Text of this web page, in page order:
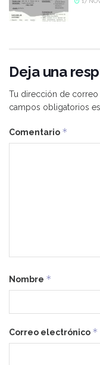
Deja una
Tu dirección de correo
campos obligatorios
Comentario *
Nombre *
Correo electrónico *